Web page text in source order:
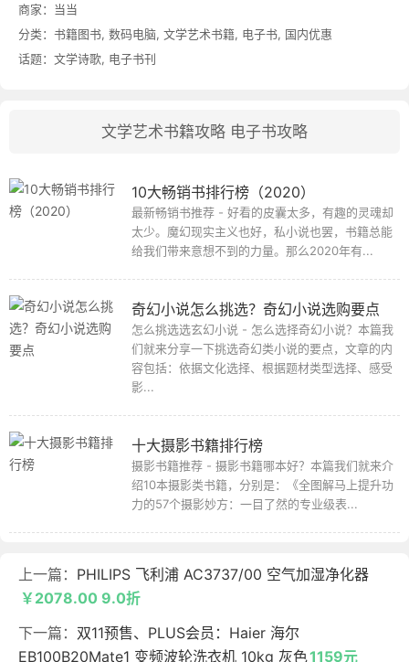
商家： 当当
分类： 书籍图书, 数码电脑, 文学艺术书籍, 电子书, 国内优惠
话题： 文学诗歌, 电子书刊
文学艺术书籍攻略 电子书攻略
10大畅销书排行榜（2020）
最新畅销书推荐 - 好看的皮囊太多，有趣的灵魂却
太少。魔幻现实主义也好，私小说也罢，书籍总能
给我们带来意想不到的力量。那么2020年有...
奇幻小说怎么挑选？奇幻小说选购要点
怎么挑选选玄幻小说 - 怎么选择奇幻小说？本篇我
们就来分享一下挑选奇幻类小说的要点，文章的内
容包括：依据文化选择、根据题材类型选择、感受
影...
十大摄影书籍排行榜
摄影书籍推荐 - 摄影书籍哪本好？本篇我们就来介
绍10本摄影类书籍，分别是：《全图解马上提升功
力的57个摄影妙方：一目了然的专业级表...
上一篇： PHILIPS 飞利浦 AC3737/00 空气加湿净化器
￥2078.00 9.0折
下一篇： 双11预售、PLUS会员：Haier 海尔
EB100B20Mate1 变频波轮洗衣机 10kg 灰色1159元